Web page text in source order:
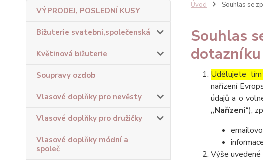
VÝPRODEJ, POSLEDNÍ KUSY
Bižuterie svatební,společenská
Květinová bižuterie
Soupravy ozdob
Vlasové doplňky pro nevěsty
Vlasové doplňky pro družičky
Vlasové doplňky módní a
společ
Úvod Souhlas se
Souhlas
Udělujete
nařízení
údajů a o
„Nařízení“),
Výše uvedené